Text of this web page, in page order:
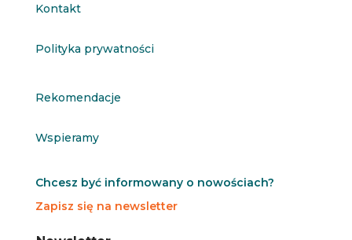
Kontakt
Polityka prywatności
Rekomendacje
Wspieramy
Chcesz być informowany o nowościach?
Zapisz się na newsletter